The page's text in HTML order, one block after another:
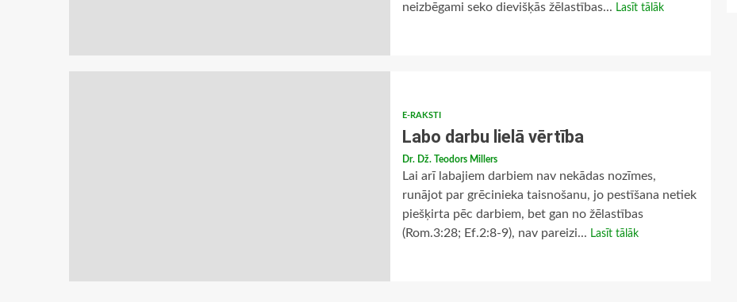
neizbēgami seko dievišķās žēlastības... Lasīt tālāk
E-RAKSTI
Labo darbu lielā vērtība
Dr. Dž. Teodors Millers
Lai arī labajiem darbiem nav nekādas nozīmes,
runājot par grēcinieka taisnošanu, jo pestīšana netiek
piešķirta pēc darbiem, bet gan no žēlastības
(Rom.3:28; Ef.2:8-9), nav pareizi... Lasīt tālāk